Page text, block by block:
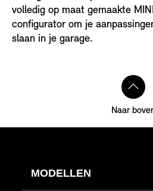
volledig op maat gemaakte
configurator om je
slaan in je garage.
Naar
MODELLEN